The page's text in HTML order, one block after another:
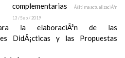
complementarias
Ãšltima actualizaciÃ³n
13 / Sep / 2019
la elaboraciÃ³n de las
DidÃ¡cticas y las Propuestas